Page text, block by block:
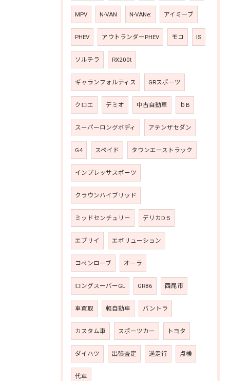
MPV N-VAN N-VANe: アイミーブ
PHEV アウトランダーPHEV モコ IS
ソルテラ RX200t
ギャランフォルティス GRスポーツ
クロエ デミオ 中古自動車 ｂB
スーパーロングボディ アテンザセダン
G4 スペイド タウンエーストラック
インプレッサスポーツ
クラウンハイブリッド
ミッドセンチュリー デリカD:5
エブリイ エボリューション
コペンローブ オーラ
ロングスーパーGL GR86 西尾市
車買取 軽自動車 バントラ
カスタム車 スポーツカー トヨタ
ダイハツ 出張査定 過走行 点検
代車